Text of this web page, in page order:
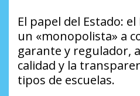
El papel del Estado:
un «monopolista» a
garante y regulador,
calidad y la
tipos de escuelas.